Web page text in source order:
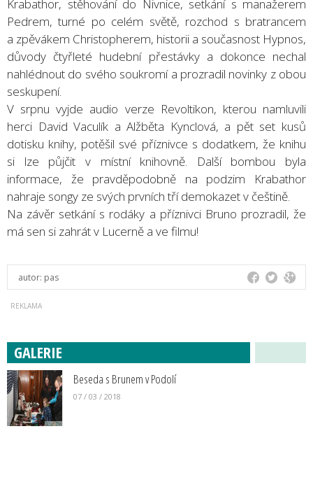
Krabathor, stěhování do Nivnice, setkání s manažerem
Pedrem, turné po celém světě, rozchod s bratrancem
a zpěvákem Christopherem, historii a současnost Hypnos,
důvody čtyřleté hudební přestávky a dokonce nechal
nahlédnout do svého soukromí a prozradil novinky z obou
seskupení.
V srpnu vyjde audio verze Revoltikon, kterou namluvili
herci David Vaculík a Alžběta Kynclová, a pět set kusů
dotisku knihy, potěšil své příznivce s dodatkem, že knihu
si lze půjčit v místní knihovně. Další bombou byla
informace, že pravděpodobně na podzim Krabathor
nahraje songy ze svých prvních tří demokazet v češtině.
Na závěr setkání s rodáky a příznivci Bruno prozradil, že
má sen si zahrát v Lucerně a ve filmu!
autor: pas
GALERIE
Beseda s Brunem v Podolí
07 / 03 / 2018